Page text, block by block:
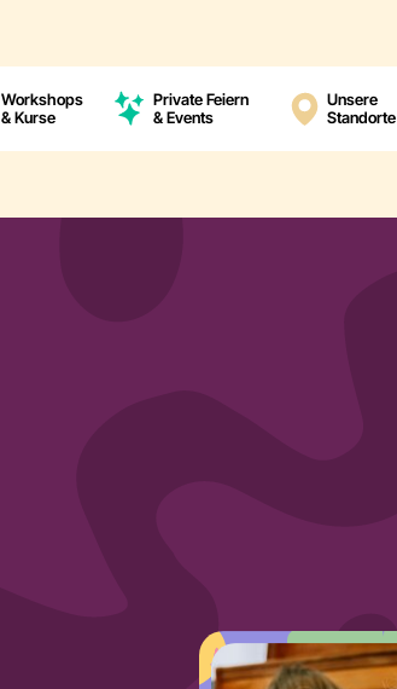
Workshops
& Kurse
Private Feiern
& Events
Unsere
Standorte